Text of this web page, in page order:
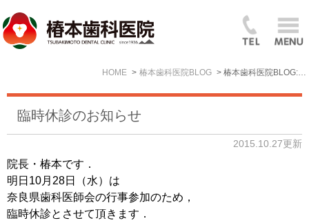
HOME 椿本歯科医院BLOG
臨時休診のお知らせ
2015.10.27更新
院長・椿本です．
明日10月28日（水）は
奈良県歯科医師会の行事参加のため，
臨時休診とさせて頂きます．